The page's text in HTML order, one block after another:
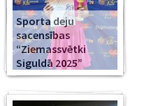
Sporta deju
sacensības
“Ziemassvētki
Siguldā 2025”